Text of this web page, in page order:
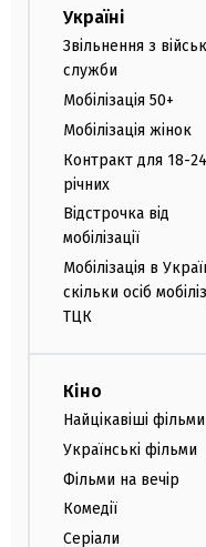
Україні
Звільнення з
служби
Мобілізація 50+
Мобілізація жінок
Контракт для 18-
річних
Відстрочка від
мобілізації
Мобілізація в
скільки осіб
ТЦК
Кіно
Найцікавіші фільми
Українські фільми
Фільми на вечір
Комедії
Серіали